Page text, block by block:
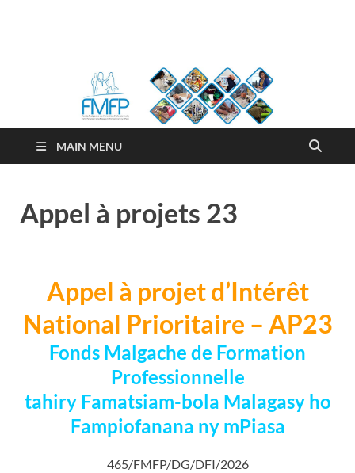
MAIN MENU
Appel à projets 23
Appel à projet d’Intérêt
National Prioritaire – AP23
Fonds Malgache de Formation
Professionnelle
tahiry Famatsiam-bola Malagasy ho
Fampiofanana ny mPiasa
465/FMFP/DG/DFI/2026